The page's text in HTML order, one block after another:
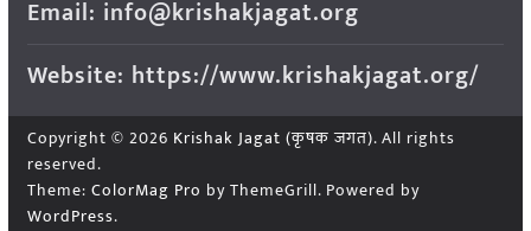
Email: info@krishakjagat.org
Website: https://www.krishakjagat.org/
Copyright © 2026 Krishak Jagat (कृषक जगत). All rights
reserved.
Theme: ColorMag Pro by ThemeGrill. Powered by
WordPress.